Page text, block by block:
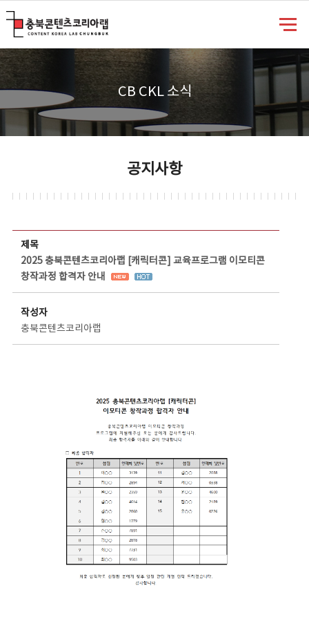
CB CKL 소식
공지사항
제목
2025 충북콘텐츠코리아랩 [캐릭터콘] 교육프로그램 이모티콘
창작과정 합격자 안내
작성자
충북콘텐츠코리아랩